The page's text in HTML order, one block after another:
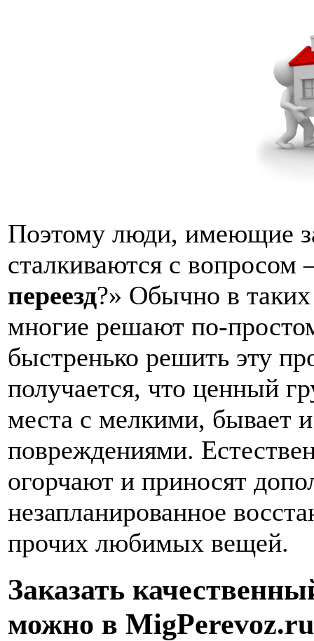
Поэтому люди, имеющие
сталкиваются с вопросом
переезд?» Обычно в
многие решают по-
быстренько решить эту
получается, что ценный
места с мелкими, бывает
повреждениями.
огорчают и приносят
незапланированное
прочих любимых вещей.
Заказать
можно в